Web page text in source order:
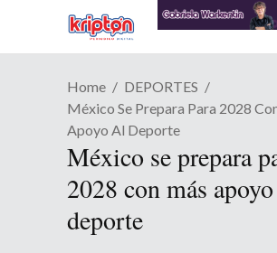
Home
DEPORTES
México Se Prepara Para 2028
Apoyo Al Deporte
México se prepara
2028 con más
deporte